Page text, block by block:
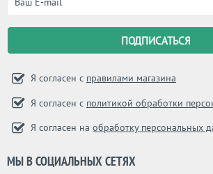
Я согласен с правилами магазина
Я согласен с политикой обработки
Я согласен на обработку персональных
МЫ В СОЦИАЛЬНЫХ СЕТЯХ